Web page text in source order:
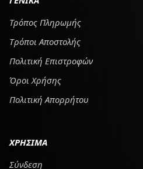
Τρόπος Πληρωμής
Tρόποι Αποστολής
Πολιτική Επιστροφών
Όροι Χρήσης
Πολιτική Απορρήτου
ΧΡΗΣΙΜΑ
Σύνδεση